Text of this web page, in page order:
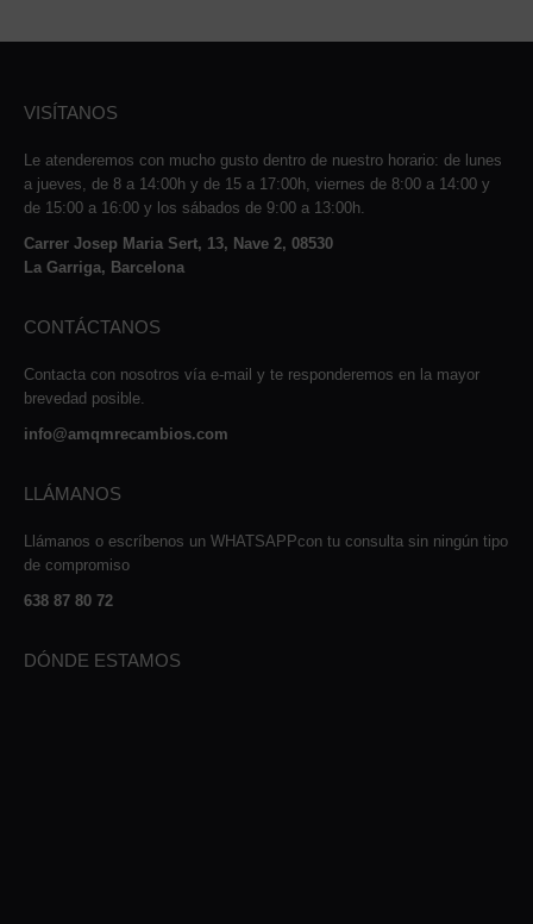
VISÍTANOS
Le atenderemos con mucho gusto dentro de nuestro horario: de lunes
a jueves, de 8 a 14:00h y de 15 a 17:00h, viernes de 8:00 a 14:00 y
de 15:00 a 16:00 y los sábados de 9:00 a 13:00h.
Carrer Josep Maria Sert, 13, Nave 2, 08530
La Garriga, Barcelona
CONTÁCTANOS
Contacta con nosotros vía e-mail y te responderemos en la mayor
brevedad posible.
info@amqmrecambios.com
LLÁMANOS
Llámanos o escríbenos un WHATSAPPcon tu consulta sin ningún tipo
de compromiso
638 87 80 72
DÓNDE ESTAMOS